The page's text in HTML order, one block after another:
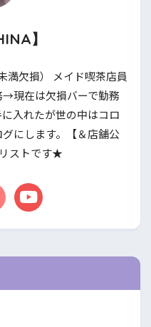
】
満欠損） メイド喫茶店員
現在は欠損バーで勤務
入れたが世の中はコロ
にします。【＆店舗公
ストです★